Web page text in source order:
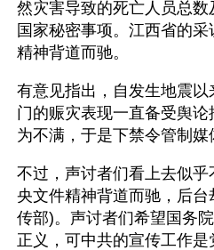
然灾害导致的死亡人员总
国家秘密事项。江西省的
精神背道而驰。
有意见指出，自发生地震
门的赈灾表现一直备受舆
为不满，于是下禁令管制媒
不过，声讨者们看上去似
央文件精神背道而驰，后
传部)。声讨者们希望国务
正义，可中共的宣传工作